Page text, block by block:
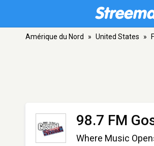
Amérique du Nord » United States »
98.7 FM
Where Music